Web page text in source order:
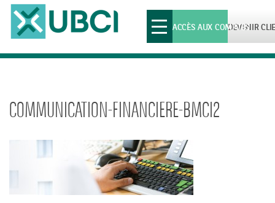
Toggle
navigationDEVENIR
ACCÈS AUX COMPTES
COMMUNICATION-FINANCIERE-BMCI2